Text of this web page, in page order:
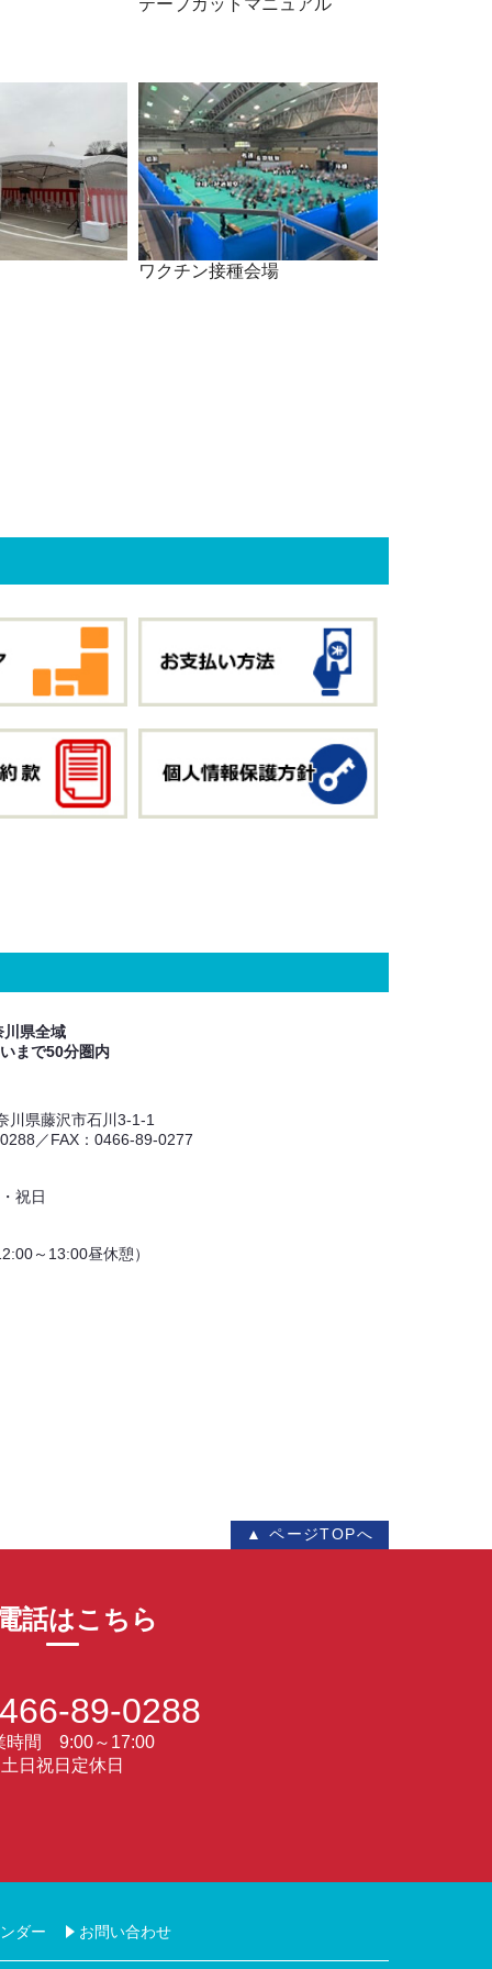
テープカットマニュアル
ワクチン接種会場
川県全域
まで50分圏内
川県藤沢市石川3-1-1
／FAX：0466-89-0277
祝日
～13:00昼休憩）
▲ ページTOPへ
話はこちら
89-0288
時間 9:00～17:00
土日祝日定休日
ダー お問い合わせ